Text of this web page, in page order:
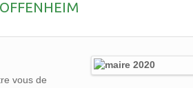
vous de